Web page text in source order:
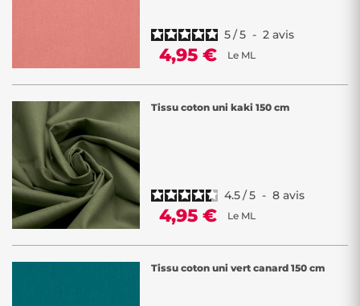
5/5 - 2 avis
4,95 € Le ML
Tissu coton uni kaki 150 cm
4.5/5 - 8 avis
4,95 € Le ML
Tissu coton uni vert canard 150 cm